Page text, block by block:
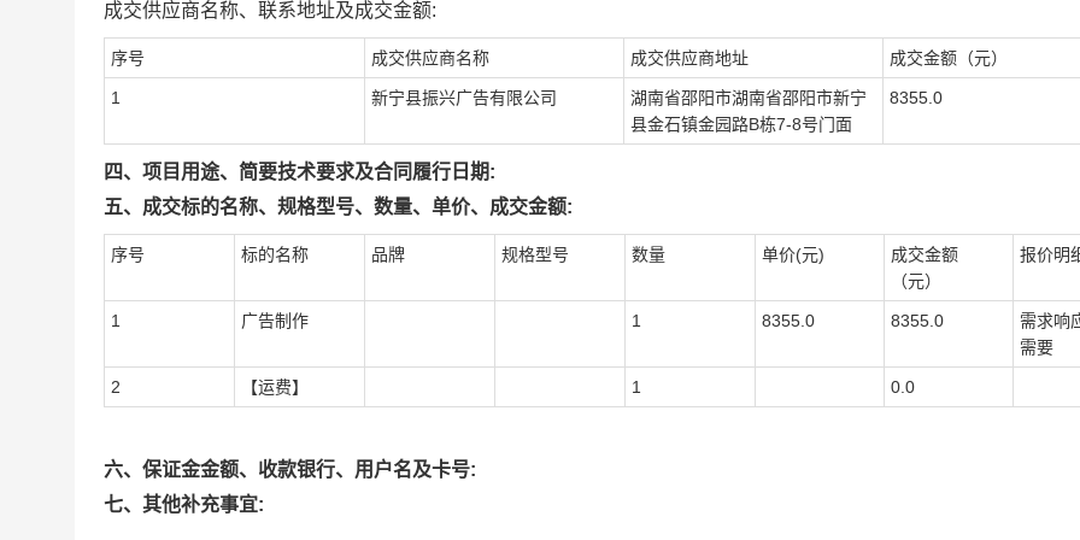
成交供应商名称、联系地址及成交金额:
序号 成交供应商名称 成交供应商地址 成交金额（元）
1 新宁县振兴广告有限公司
湖南省邵阳市湖南省邵阳市新宁
县金石镇金园路B栋7-8号门面
8355.0
四、项目用途、简要技术要求及合同履行日期:
五、成交标的名称、规格型号、数量、单价、成交金额:
序号 标的名称 品牌 规格型号 数量 单价(元)
成交金额
（元）
报价明
1 广告制作 1 8355.0 8355.0
需求响
需要
2 【运费】 1 0.0
六、保证金金额、收款银行、用户名及卡号:
七、其他补充事宜: